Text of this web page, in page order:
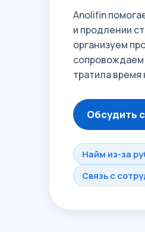
Anolifin
и продлении
организуем
тратила
Обсудить
Найм из-за
Связь с